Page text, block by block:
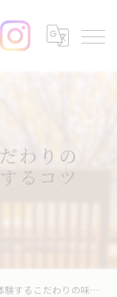
わりの
るコツ
わりの味と本質を家庭で再現するコツ